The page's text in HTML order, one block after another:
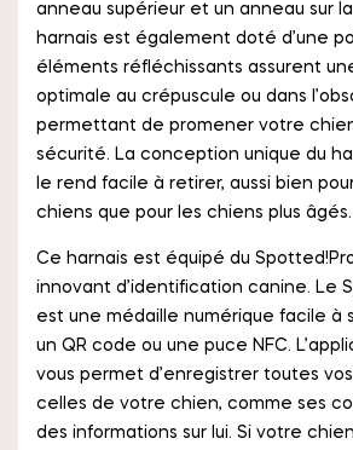
anneau supérieur et un anneau sur
harnais est également doté d’une
éléments réfléchissants assurent
optimale au crépuscule ou dans
permettant de promener votre
sécurité. La conception unique du
le rend facile à retirer, aussi bien
chiens que pour les chiens plus âgés.
Ce harnais est équipé du
innovant d’identification canine. Le
est une médaille numérique facile à
un QR code ou une puce NFC.
vous permet d’enregistrer toutes
celles de votre chien, comme ses
des informations sur lui. Si votre